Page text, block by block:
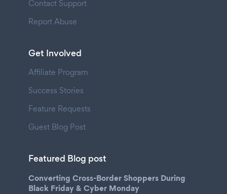
Contact Support
Report Abuse
Get Involved
Affiliate Program
Success Stories
Feature Requests
Guest Blog Post
Featured Blog post
Converting Cross-Border Shoppers During
Black Friday & Cyber Monday